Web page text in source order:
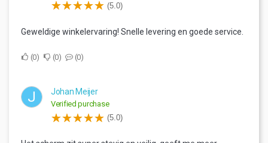
(5.0)
Geweldige winkelervaring! Snelle levering en goede service.
0 0 0
J Johan Meijer
Verified purchase
(5.0)